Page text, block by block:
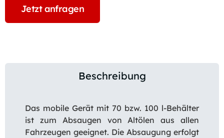
Jetzt anfragen
Beschreibung
Das mobile Gerät mit 70 bzw. 100 l-Behälter
ist zum Absaugen von Altölen aus allen
Fahrzeugen geeignet. Die Absaugung erfolgt